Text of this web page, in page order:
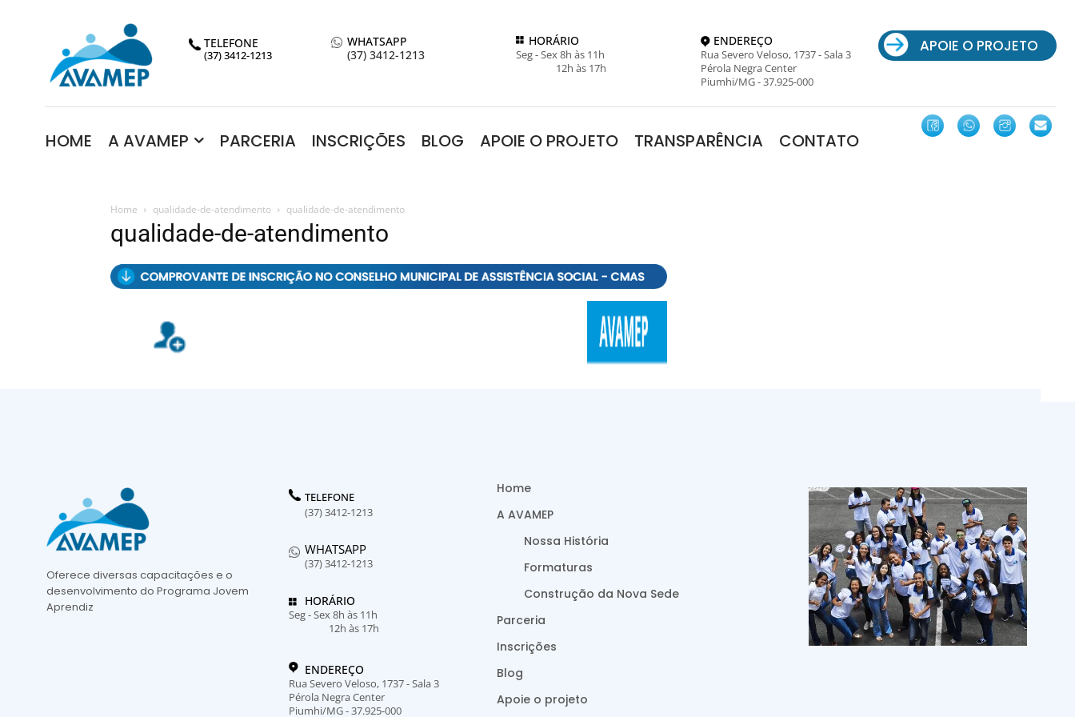
TELEFONE
WHATSAPP
(37) 3412-1213
(37) 3412-1213
HORÁRIO
Seg - Sex 8h às 11h
12h às 17h
ENDEREÇO
Rua Severo Veloso, 1737 - Sala 3
Pérola Negra Center
Piumhi/MG - 37.925-000
APOIE O PROJETO
HOME A AVAMEP PARCERIA INSCRIÇÕES BLOG APOIE O PROJETO TRANSPARÊNCIA CONTATO
Home qualidade-de-atendimento qualidade-de-atendimento
qualidade-de-atendimento
Oferece diversas capacitações e o
desenvolvimento do Programa Jovem
Aprendiz
TELEFONE
(37) 3412-1213
WHATSAPP
(37) 3412-1213
HORÁRIO
Seg - Sex 8h às 11h
12h às 17h
ENDEREÇO
Rua Severo Veloso, 1737 - Sala 3
Pérola Negra Center
Piumhi/MG - 37.925-000
Home
A AVAMEP
Nossa História
Formaturas
Construção da Nova Sede
Parceria
Inscrições
Blog
Apoie o projeto